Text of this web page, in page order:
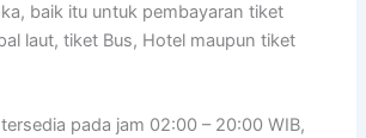
baik itu untuk pembayaran tiket
laut, tiket Bus, Hotel maupun tiket
tersedia pada jam 02:00 – 20:00 WIB,